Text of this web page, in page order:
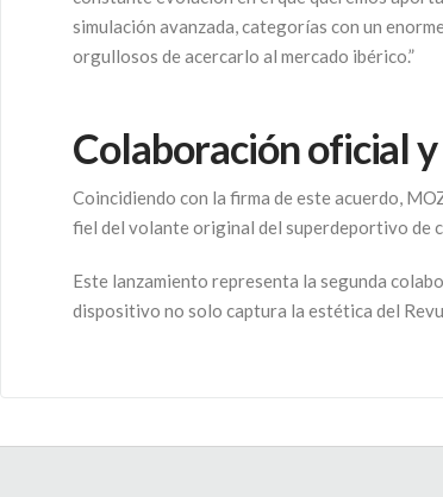
simulación avanzada, categorías con un
orgullosos de acercarlo al mercado ibérico.”
Colaboración oficial
Coincidiendo con la firma de este acuerdo,
fiel del volante original del superdeportivo de
Este lanzamiento representa la segunda
dispositivo no solo captura la estética del